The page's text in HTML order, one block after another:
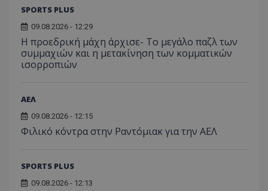
SPORTS PLUS
09.08.2026 - 12:29
Η προεδρική μάχη άρχισε- Το μεγάλο παζλ των
συμμαχιών και η μετακίνηση των κομματικών
ισορροπιών
ΑΕΛ
09.08.2026 - 12:15
Φιλικό κόντρα στην Ραντόμιακ για την ΑΕΛ
SPORTS PLUS
09.08.2026 - 12:13